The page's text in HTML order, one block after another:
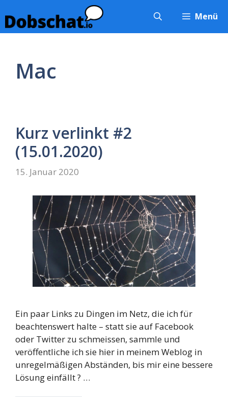
Inhalt
springen
Menü
Mac
Kurz verlinkt #2
(15.01.2020)
15. Januar 2020
Ein paar Links zu Dingen im Netz, die ich für
beachtenswert halte – statt sie auf Facebook
oder Twitter zu schmeissen, sammle und
veröffentliche ich sie hier in meinem Weblog in
unregelmäßigen Abständen, bis mir eine bessere
Lösung einfällt ? …